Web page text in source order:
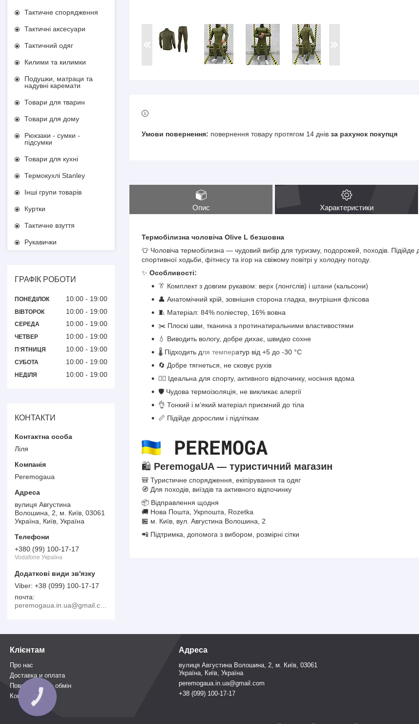
повернення товару протягом 14 днів за рахунок покупця
Опис Характеристики
Термобілизна чоловіча Olive L безшовна
👕 Чоловіча термобілизна — чудовий вибір для туризму, подорожей, походів. Підійде
спортивної ходьби, фітнесу та ігор на свіжому повітрі у холодну погоду.
✨ Особливості:
👔 Комплект з довгим рукавом: верх (лонгслів) і штани (кальсони)
👤 Анатомічний крій, зовнішня сторона гладка, внутрішня флісова
🧵 Матеріал: 84% поліестер, 16% вовна
✂️ Плоскі шви, тканина з протинатиральними властивостями
💧 Виводить вологу, добре дихає, швидко сохне
🌡 Підходить для температур від +5 до -30 °C
🔄 Добре тягнеться, не сковує рухів
🏃‍♂️ Ідеальна для спорту, активного відпочинку, носіння вдома
🛡 Чудова термоізоляція, не викликає алергії
👌 Тонкий і м’який матеріал приємний до тіла
📏 Підійде дорослим і підліткам
🛍️ PeremogaUA — туристичний магазин
🎒 Туристичне спорядження, екіпірування та одяг
🧭 Для походів, виїздів та активного відпочинку
📦 Відправлення щодня
🚚 Нова Пошта, Укрпошта, Rozetka
🏪 м. Київ, вул. Августина Волошина, 2
📲 Підтримка, допомога з вибором, розмірні сітки
Тактичне спорядження
Тактичні аксесуари
Тактичний одяг
Килими та килимки
Подушки, матраци та
надувні каремати
Товари для тварин
Товари для дому
Рюкзаки - сумки -
підсумки
Товари для кухні
Термокухлі Stanley
Інші групи товарів
Куртки
Тактичне взуття
Рукавички
ГРАФІК РОБОТИ
ПОНЕДІЛОК 10:00 19:00
ВІВТОРОК 10:00 19:00
СЕРЕДА 10:00 19:00
ЧЕТВЕР 10:00 19:00
ПʼЯТНИЦЯ 10:00 19:00
СУБОТА 10:00 19:00
НЕДІЛЯ 10:00 19:00
КОНТАКТИ
Ліля
Peremogaua
вулиця Августина
Волошина, 2, м. Київ, 03061
Україна, Київ, Україна
+380 (99) 100-17-17
Vodafone Україна
+38 (099) 100-17-17
почта
Клієнтам
Про нас
Доставка и оплата
Повернення та обмін
Контакти
Адреса
вулиця Августина Волошина, 2, м. Київ, 03061
Україна, Київ, Україна
peremogaua.in.ua@gmail.com
+38 (099) 100-17-17
КНОПКА
ЗВ'ЯЗКУ